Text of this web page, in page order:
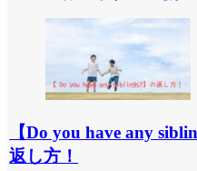
【Do you have any
返し方！